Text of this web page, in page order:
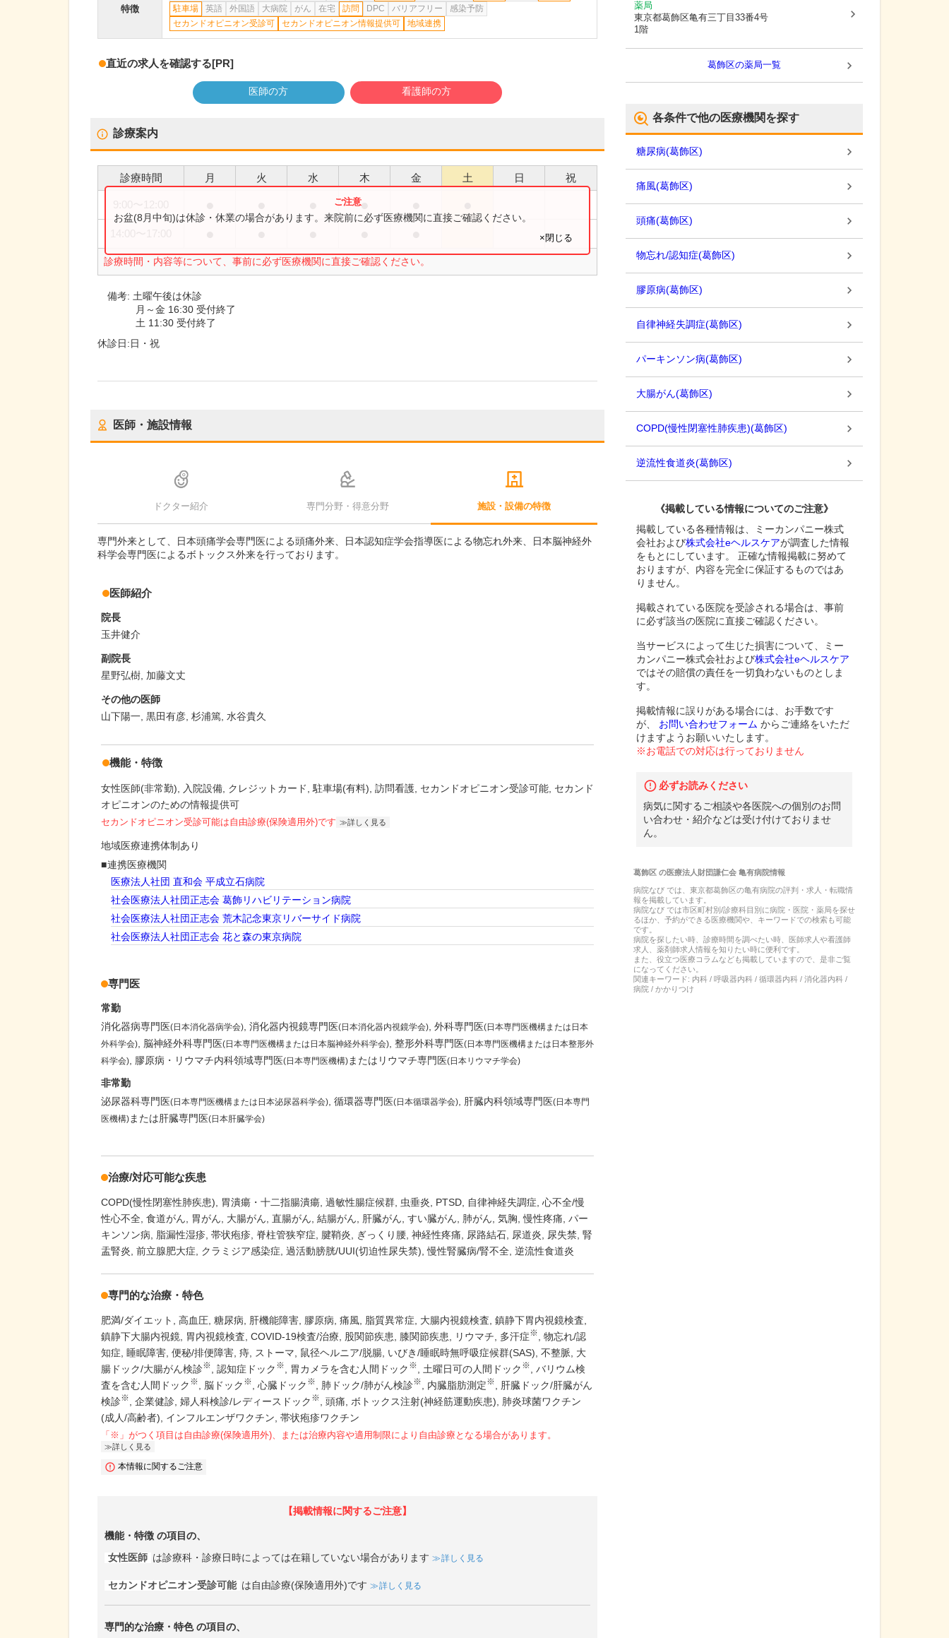
特徴
駐車場
英語 外国語 大病院 がん 在宅 訪問 DPC バリアフリー
感染予防
セカンドオピニオン受診可
セカンドオピニオン情報提供可 地域連携
直近の求人を確認する[PR]
医師の方 看護師の方
診療案内
診療時間 月 火 水 木 金 土 日 祝
●
診療時間・内容等について、事前に必ず医療機関に直接ご確認ください。
お盆(8月中旬)は休診・休業の場合があります。来院前に必ず医療機関に直接ご確認ください。
×閉じる
備考: 土曜午後は休診
月～金 16:30 受付終了
土 11:30 受付終了
休診日:日・祝
医師・施設情報
ドクター紹介 専門分野・得意分野 施設・設備の特徴
専門外来として、日本頭痛学会専門医による頭痛外来、日本認知症学会指導医による物忘れ外来、日本脳神経外
科学会専門医によるボトックス外来を行っております。
医師紹介
院長
玉井健介
副院長
星野弘樹, 加藤文丈
その他の医師
山下陽一, 黒田有彦, 杉浦篤, 水谷貴久
機能・特徴
女性医師(非常勤) 入院設備 クレジットカード 駐車場(有料) 訪問看護 セカンドオピニオン受診可能 セカンド
オピニオンのための情報提供可
セカンドオピニオン受診可能は自由診療(保険適用外)です 詳しく見る
地域医療連携体制あり
連携医療機関
医療法人社団 直和会 平成立石病院
社会医療法人社団正志会 葛飾リハビリテーション病院
社会医療法人社団正志会 荒木記念東京リバーサイド病院
社会医療法人社団正志会 花と森の東京病院
専門医
常勤
消化器病専門医(日本消化器病学会) 消化器内視鏡専門医(日本消化器内視鏡学会) 外科専門医(日本専門医機構または日本
外科学会)
脳神経外科専門医(日本専門医機構または日本脳神経外科学会) 整形外科専門医(日本専門医機構または日本整形外
科学会)
膠原病・リウマチ内科領域専門医(日本専門医機構) またはリウマチ専門医(日本リウマチ学会)
非常勤
泌尿器科専門医(日本専門医機構または日本泌尿器科学会) 循環器専門医(日本循環器学会) 肝臓内科領域専門医(日本専門
医機構) または肝臓専門医(日本肝臓学会)
治療/対応可能な疾患
COPD(慢性閉塞性肺疾患) 胃潰瘍・十二指腸潰瘍 過敏性腸症候群 虫垂炎 PTSD 自律神経失調症 心不全/慢
性心不全 食道がん 胃がん 大腸がん 直腸がん 結腸がん 肝臓がん すい臓がん 肺がん 気胸 慢性疼痛 パー
キンソン病
脂漏性湿疹 帯状疱疹 脊柱管狭窄症 腱鞘炎 ぎっくり腰 神経性疼痛 尿路結石 尿道炎 尿失禁 腎
盂腎炎 前立腺肥大症 クラミジア感染症 過活動膀胱/UUI(切迫性尿失禁) 慢性腎臓病/腎不全 逆流性食道炎
専門的な治療・特色
肥満/ダイエット 高血圧 糖尿病 肝機能障害 膠原病 痛風 脂質異常症 大腸内視鏡検査 鎮静下胃内視鏡検査
鎮静下大腸内視鏡
胃内視鏡検査 COVID-19検査/治療 股関節疾患 膝関節疾患 リウマチ 多汗症※
物忘れ/認
知症
睡眠障害 便秘/排便障害 痔 ストーマ 鼠径ヘルニア/脱腸 いびき/睡眠時無呼吸症候群(SAS) 不整脈
大
腸ドック/大腸がん検診※ 認知症ドック ※ 胃カメラを含む人間ドック ※ 土曜日可の人間ドック ※
バリウム検
査を含む人間ドック ※ 脳ドック ※ 心臓ドック ※ 肺ドック/肺がん検診※ 内臓脂肪測定※
肝臓ドック/肝臓がん
検診※ 企業健診 婦人科検診/レディースドック ※ 頭痛 ボトックス注射(神経筋運動疾患)
肺炎球菌ワクチン
(成人/高齢者)
インフルエンザワクチン 帯状疱疹ワクチン
「※」がつく項目は自由診療(保険適用外)、または治療内容や適用制限により自由診療となる場合があります。
詳しく見る
本情報に関するご注意
【掲載情報に関するご注意】
機能・特徴 の項目の、
女性医師 は診療科・診療日時によっては在籍していない場合があります 詳しく見る
セカンドオピニオン受診可能 は自由診療(保険適用外)です 詳しく見る
専門的な治療・特色の項目の、
薬局
東京都葛飾区亀有三丁目33番4号
1階
葛飾区の薬局一覧
各条件で他の医療機関を探す
糖尿病(葛飾区)
痛風(葛飾区)
頭痛(葛飾区)
物忘れ/認知症(葛飾区)
膠原病(葛飾区)
自律神経失調症(葛飾区)
パーキンソン病(葛飾区)
大腸がん(葛飾区)
COPD(慢性閉塞性肺疾患)(葛飾区)
逆流性食道炎(葛飾区)
《掲載している情報についてのご注意》
掲載している各種情報は、ミーカンパニー株式
会社および株式会社eヘルスケアが調査した情報
をもとにしています。 正確な情報掲載に努めて
おりますが、内容を完全に保証するものではあ
りません。
掲載されている医院を受診される場合は、事前
に必ず該当の医院に直接ご確認ください。
当サービスによって生じた損害について、ミー
カンパニー株式会社および株式会社eヘルスケア
ではその賠償の責任を一切負わないものとしま
す。
掲載情報に誤りがある場合には、お手数です
が、
お問い合わせフォーム からご連絡をいただ
けますようお願いいたします。
※お電話での対応は行っておりません
必ずお読みください
病気に関するご相談や各医院への個別のお問
い合わせ・紹介などは受け付けておりませ
ん。
葛飾区の医療法人財団謙仁会 亀有病院情報
病院なび では、 東京都葛飾区の亀有病院の評判・求人・転職情
報を掲載しています。
病院なび では市区町村別/診療科目別に病院・医院・薬局を探せ
るほか、予約ができる医療機関や、キーワードでの検索も可能
です。
病院を探したい時、診療時間を調べたい時、医師求人や看護師
求人、薬剤師求人情報を知りたい時に便利です。
また、役立つ医療コラムなども掲載していますので、是非ご覧
になってください。
関連キーワード: 内科 / 呼吸器内科 / 循環器内科 / 消化器内科 /
病院 / かかりつけ